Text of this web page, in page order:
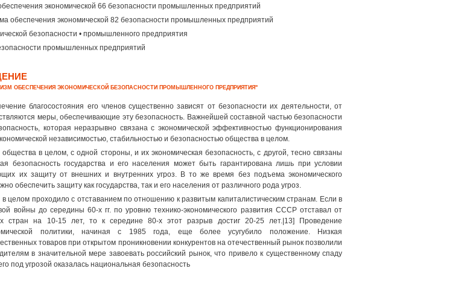
экономической 66 безопасности промышленных предприятий
обеспечения экономической 82 безопасности промышленных предприятий
безопасности • промышленного предприятия
промышленных предприятий
ОБЕСПЕЧЕНИЯ ЭКОНОМИЧЕСКОЙ БЕЗОПАСНОСТИ ПРОМЫШЛЕННОГО ПРЕДПРИЯТИЯ"
благосостояния его членов существенно зависят от безопасности их деятельности, от
меры, обеспечивающие эту безопасность. Важнейшей составной частью безопасности
которая неразрывно связана с экономической эффективностью функционирования
независимостью, стабильностью и безопасностью общества в целом.
общества в целом, с одной стороны, и их экономическая безопасность, с другой, тесно связаны
безопасность государства и его населения может быть гарантирована лишь при условии
их защиту от внешних и внутренних угроз. В то же время без подъема экономического
обеспечить защиту как государства, так и его населения от различного рода угроз.
целом проходило с отставанием по отношению к развитым капиталистическим странам. Если в
войны до середины 60-х гг. по уровню технико-экономического развития СССР отставал от
стран на 10-15 лет, то к середине 80-х этот разрыв достиг 20-25 лет.|13] Проведение
политики, начиная с 1985 года, еще более усугубило положение. Низкая
товаров при открытом проникновении конкурентов на отечественный рынок позволили
в значительной мере завоевать российский рынок, что привело к существенному спаду
под угрозой оказалась национальная безопасность